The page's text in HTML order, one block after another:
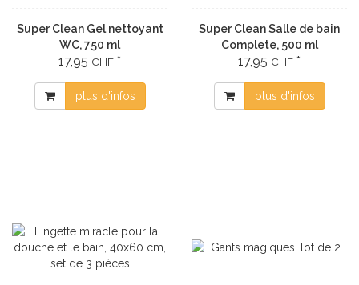
Super Clean Gel nettoyant
WC, 750 ml
17,95 CHF *
plus d'infos
Super Clean Salle de bain
Complete, 500 ml
17,95 CHF *
plus d'infos